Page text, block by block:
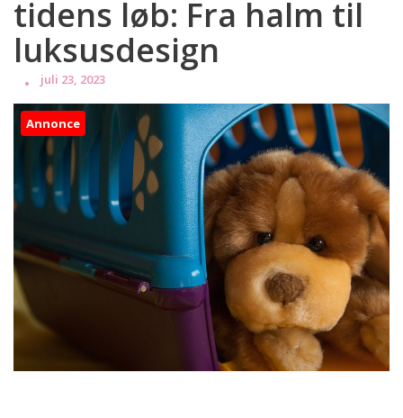
tidens løb: Fra halm til
luksusdesign
juli 23, 2023
Annonce